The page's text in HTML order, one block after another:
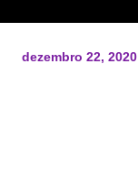
dezembro 22, 2020